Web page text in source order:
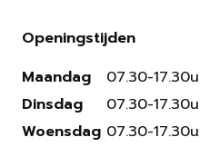
Openingstijden
Maandag
Dinsdag
Woensdag
07.30-17.30u
07.30-17.30u
07.30-17.30u